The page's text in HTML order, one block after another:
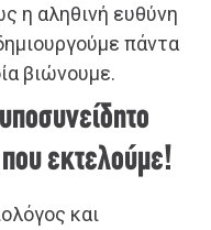
η αληθινή ευθύνη
πάντα
βιώνουμε.
εκτελούμε!
και